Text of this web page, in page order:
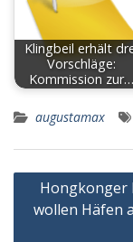
Klingbeil erhält
Vorschläge:
Kommission zur…
augustamax
Post
navigation
Hongkonger
wollen Häfen